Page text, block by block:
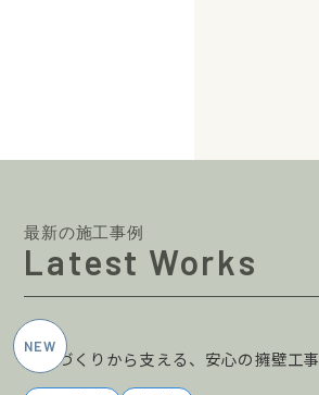
最新の施工事例
Latest Works
土地づくりから支える、安心の擁壁工事